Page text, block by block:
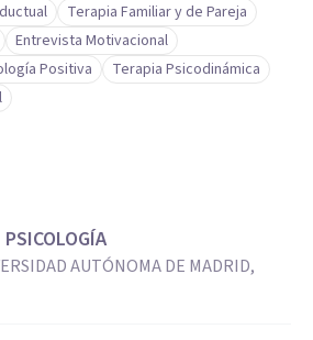
Terapia Familiar y de Pareja
Entrevista Motivacional
Positiva
Terapia Psicodinámica
AUTÓNOMA DE MADRID,